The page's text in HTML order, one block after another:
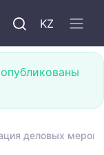
KZ
деловых